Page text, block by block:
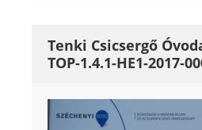
Tenki Csicsergő
TOP-1.4.1-HE1-2017-